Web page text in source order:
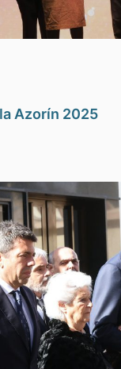
Azorín 2025